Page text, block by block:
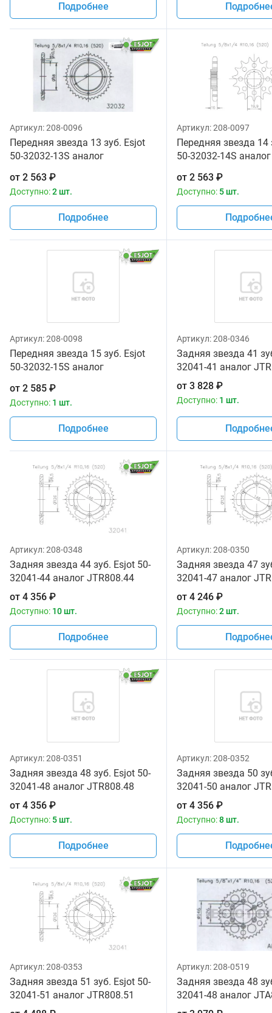
Подробнее
Артикул:208-0096
Передняя звезда 13 зуб. Esjot
50-32032-13S аналог
от 2 563 ₽
Доступно:2 шт.
Подробнее
Артикул:208-0097
Передняя звезда 14
50-32032-14S аналог
от 2 563 ₽
Доступно: 5 шт.
Артикул:208-0098
Передняя звезда 15 зуб. Esjot
50-32032-15S аналог
от 2 585 ₽
Доступно: 1 шт.
Подробнее
Артикул:208-0346
Задняя звезда 41
32041-41 аналог
от 3 828 ₽
Доступно: 1 шт.
Артикул:208-0348
Задняя звезда 44 зуб. Esjot 50-
32041-44 аналог JTR808.44
от 4 356 ₽
Доступно: 10 шт.
Подробнее
Артикул:208-0350
Задняя звезда 47
32041-47 аналог
от 4 246 ₽
Доступно:2 шт.
Артикул:208-0351
Задняя звезда 48 зуб. Esjot 50-
32041-48 аналог JTR808.48
от 4 356 ₽
Доступно: 5 шт.
Подробнее
Артикул:208-0352
Задняя звезда 50
32041-50 аналог
от 4 356 ₽
Доступно:8 шт.
Артикул:208-0353
Задняя звезда 51 зуб. Esjot 50-
32041-51 аналог JTR808.51
Артикул:208-0519
Задняя звезда 48
32041-48 аналог